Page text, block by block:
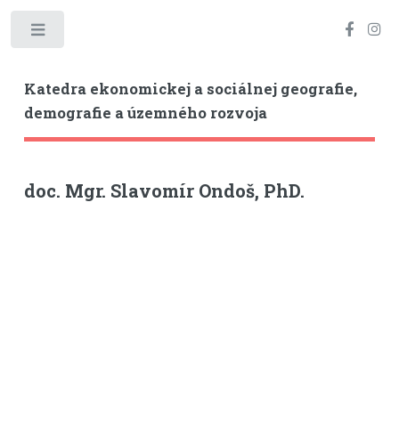
Katedra ekonomickej a sociálnej geografie,
demografie a územného rozvoja
doc. Mgr. Slavomír Ondoš, PhD.